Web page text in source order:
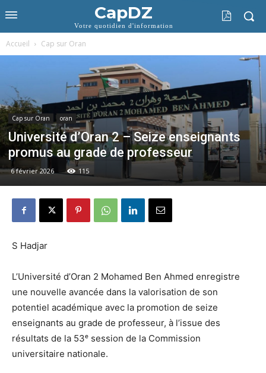
CapDZ
Votre quotidien d'information
Accueil Cap sur Oran
Cap sur Oran oran
Université d’Oran 2 – Seize enseignants
promus au grade de professeur
6 février 2026 115
S Hadjar
L’Université d’Oran 2 Mohamed Ben Ahmed enregistre
une nouvelle avancée dans la valorisation de son
potentiel académique avec la promotion de seize
enseignants au grade de professeur, à l’issue des
résultats de la 53ᵉ session de la Commission
universitaire nationale.